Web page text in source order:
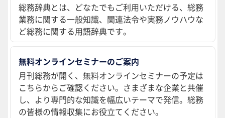
総務辞典とは、どなたでもご利用いただける、総務
業務に関する一般知識、関連法令や実務ノウハウな
ど総務に関する用語辞典です。
無料オンラインセミナーのご案内
月刊総務が開く、無料オンラインセミナーの予定は
こちらからご確認ください。さまざまな企業と共催
し、より専門的な知識を幅広いテーマで発信。総務
の皆様の情報収集にお役立てください。